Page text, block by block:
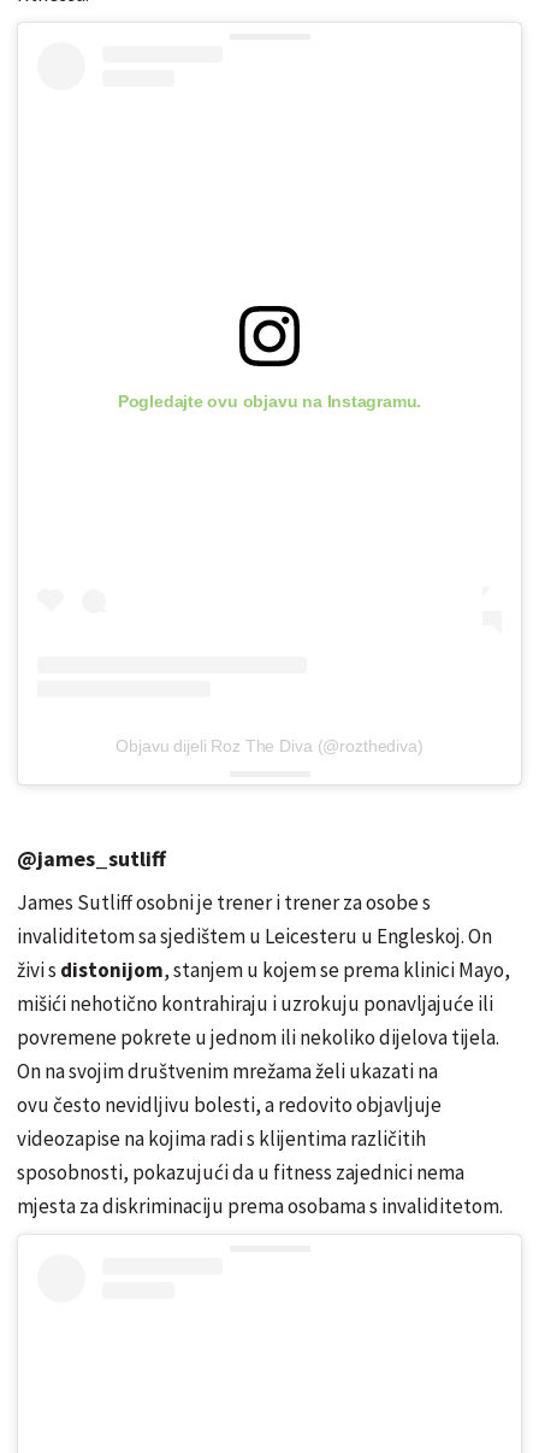
Pogledajte ovu objavu na Instagramu.
Objavu dijeli Roz The Diva (@rozthediva)
@james_sutliff
James Sutliff osobni je trener i trener za osobe s
invaliditetom sa sjedištem u Leicesteru u Engleskoj. On
živi s distonijom, stanjem u kojem se prema klinici Mayo,
mišići nehotično kontrahiraju i uzrokuju ponavljajuće ili
povremene pokrete u jednom ili nekoliko dijelova tijela.
On na svojim društvenim mrežama želi ukazati na
ovu često nevidljivu bolesti, a redovito objavljuje
videozapise na kojima radi s klijentima različitih
sposobnosti, pokazujući da u fitness zajednici nema
mjesta za diskriminaciju prema osobama s invaliditetom.